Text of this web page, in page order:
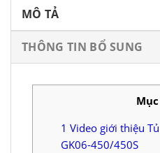
MÔ TẢ
THÔNG TIN BỔ SUNG
1 Video giới thiệu
GK06-450/450S